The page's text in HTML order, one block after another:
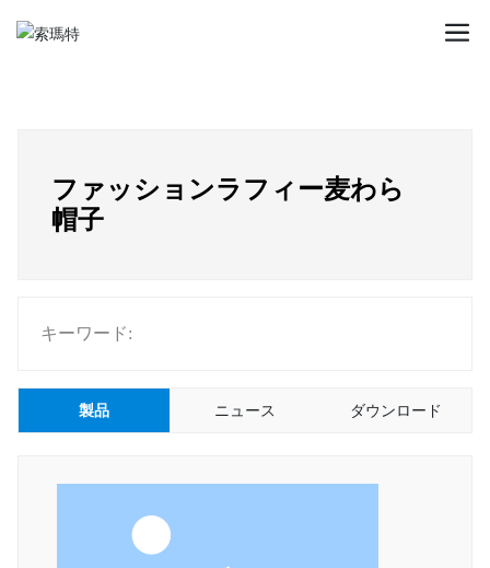
ファッションラフィー麦わら
帽子
キーワード:
製品 ニュース ダウンロード